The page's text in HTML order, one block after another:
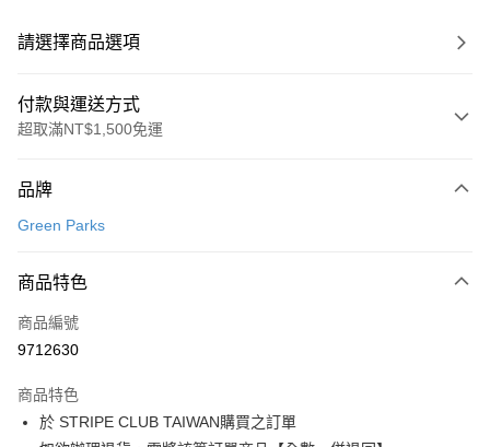
請選擇商品選項
付款與運送方式
超取滿NT$1,500免運
信用卡一次付款
3 期 0 利率 每期
合作金庫商業銀行
上海商業儲蓄銀行
臺灣中小企業銀行
匯豐（台灣）商業銀行
華泰商業銀行
超商取貨付款
LINE Pay
Apple Pay
街口支付
品牌
Green Parks
商品特色
商品編號
9712630
商品特色
於 STRIPE CLUB TAIWAN購買之訂單